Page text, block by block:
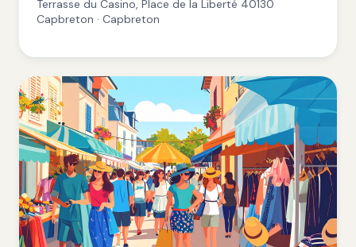
Terrasse du Casino, Place de la Liberté 40130
Capbreton · Capbreton